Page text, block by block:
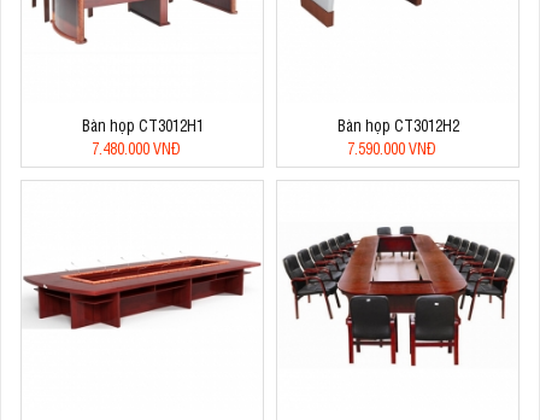
Bàn họp CT3012H1
7.480.000 VNĐ
Bàn họp CT3012H2
7.590.000 VNĐ